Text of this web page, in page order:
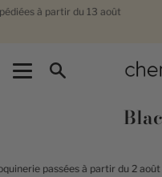
Passer
au
page
📦
Recherche
du 2 août seront expédiées